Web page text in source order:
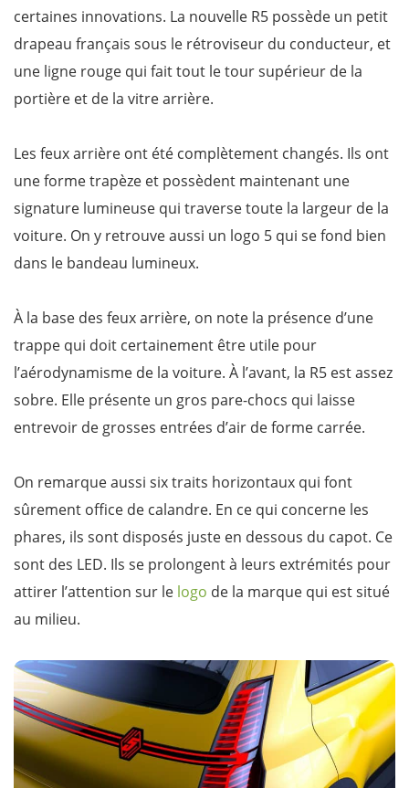
certaines innovations. La nouvelle R5 possède un petit
drapeau français sous le rétroviseur du conducteur, et
une ligne rouge qui fait tout le tour supérieur de la
portière et de la vitre arrière.
Les feux arrière ont été complètement changés. Ils ont
une forme trapèze et possèdent maintenant une
signature lumineuse qui traverse toute la largeur de la
voiture. On y retrouve aussi un logo 5 qui se fond bien
dans le bandeau lumineux.
À la base des feux arrière, on note la présence d’une
trappe qui doit certainement être utile pour
l’aérodynamisme de la voiture. À l’avant, la R5 est assez
sobre. Elle présente un gros pare-chocs qui laisse
entrevoir de grosses entrées d’air de forme carrée.
On remarque aussi six traits horizontaux qui font
sûrement office de calandre. En ce qui concerne les
phares, ils sont disposés juste en dessous du capot. Ce
sont des LED. Ils se prolongent à leurs extrémités pour
attirer l’attention sur le logo de la marque qui est situé
au milieu.